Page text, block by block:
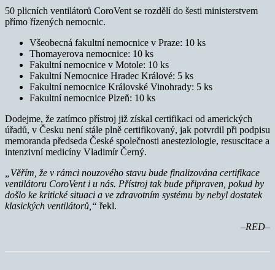
50 plicních ventilátorů CoroVent se rozdělí do šesti ministerstvem
přímo řízených nemocnic.
Všeobecná fakultní nemocnice v Praze: 10 ks
Thomayerova nemocnice: 10 ks
Fakultní nemocnice v Motole: 10 ks
Fakultní Nemocnice Hradec Králové: 5 ks
Fakultní nemocnice Královské Vinohrady: 5 ks
Fakultní nemocnice Plzeň: 10 ks
Dodejme, že zatímco přístroj již získal certifikaci od amerických
úřadů, v Česku není stále plně certifikovaný, jak potvrdil při podpisu
memoranda předseda České společnosti anesteziologie, resuscitace a
intenzivní medicíny Vladimír Černý.
„Věřím, že v rámci nouzového stavu bude finalizována certifikace
ventilátoru CoroVent i u nás. Přístroj tak bude připraven, pokud by
došlo ke kritické situaci a ve zdravotním systému by nebyl dostatek
klasických ventilátorů,“ řekl.
–RED–